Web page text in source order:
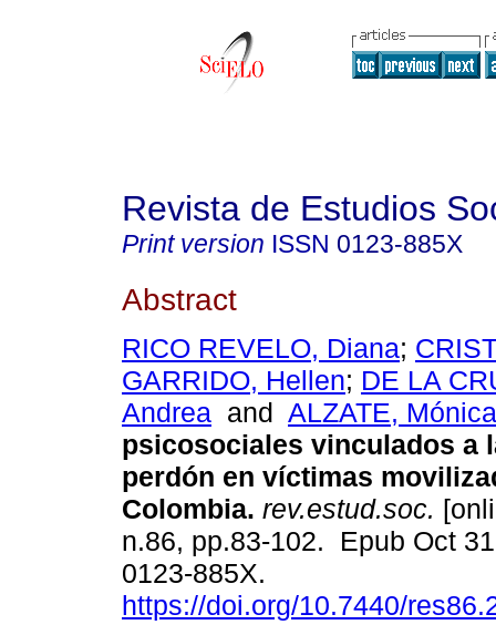
Revista de Estudios
Print version ISSN 0123-885X
Abstract
RICO REVELO, Diana;
GARRIDO, Hellen; DE LA
Andrea and ALZATE, Mónica
psicosociales vinculados a
perdón en víctimas
Colombia. rev.estud.soc.
n.86, pp.83-102. Epub Oct
0123-885X.
https://doi.org/10.7440/